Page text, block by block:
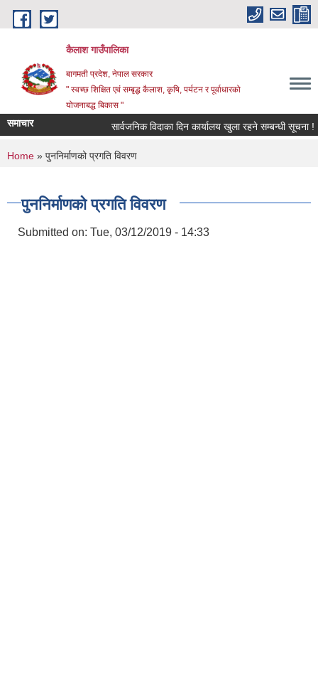
Skip to main content
कैलाश गाउँपालिका
बागमती प्रदेश, नेपाल सरकार
" स्वच्छ शिक्षित एवं सम्बृद्ध कैलाश, कृषि, पर्यटन र पूर्वाधारको
योजनाबद्ध बिकास "
समाचार सार्वजनिक विदाका दिन कार्यालय खुला रहने सम्बन्धी सूचना !
You are here
Home » पुननिर्माणको प्रगति विवरण
पुननिर्माणको प्रगति विवरण
Submitted on: Tue, 03/12/2019 - 14:33